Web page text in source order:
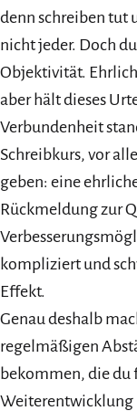
denn schreiben tut
nicht jeder. Doch
Objektivität.
aber hält dieses
Verbundenheit
Schreibkurs, vor
geben: eine
Rückmeldung zur
kompliziert und
Effekt.
Genau deshalb
regelmäßigen
bekommen, die du
Weiterentwicklung